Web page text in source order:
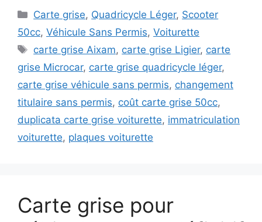
Catégories
Carte grise, Quadricycle Léger, Scooter
50cc, Véhicule Sans Permis, Voiturette
Étiquettes
carte grise Aixam, carte grise Ligier, carte
grise Microcar, carte grise quadricycle léger,
carte grise véhicule sans permis, changement
titulaire sans permis, coût carte grise 50cc,
duplicata carte grise voiturette, immatriculation
voiturette, plaques voiturette
Carte grise pour